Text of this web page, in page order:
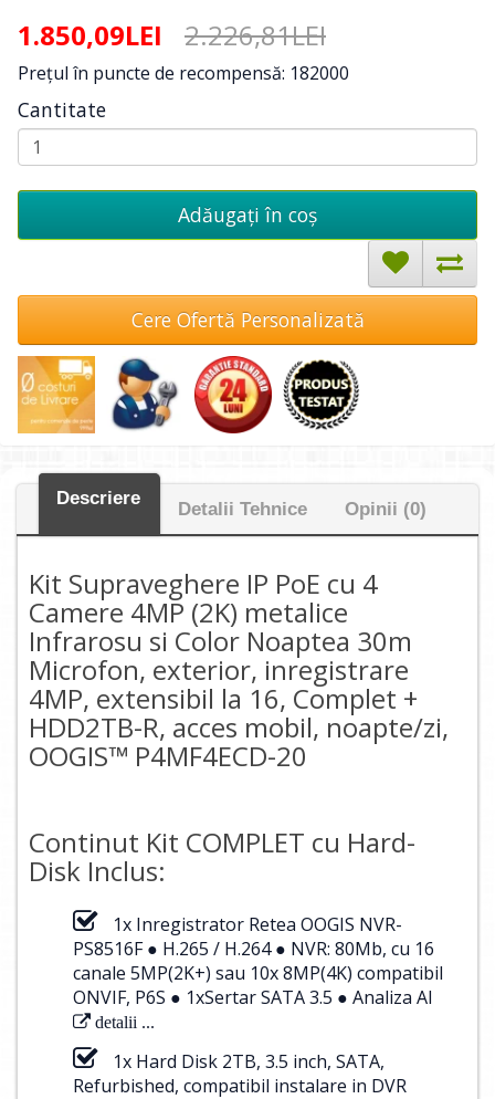
1.850,09LEI 2.226,81LEI
Preţul în puncte de recompensă: 182000
Cantitate
Adăugați în coş
Cere Ofertă Personalizată
Descriere
Detalii Tehnice Opinii (0)
Kit Supraveghere IP PoE cu 4
Camere 4MP (2K) metalice
Infrarosu si Color Noaptea 30m
Microfon, exterior, inregistrare
4MP, extensibil la 16, Complet +
HDD2TB-R, acces mobil, noapte/zi,
OOGIS™ P4MF4ECD-20
Continut Kit COMPLET cu Hard-
Disk Inclus:
1x Inregistrator Retea OOGIS NVR-
PS8516F ● H.265 / H.264 ● NVR: 80Mb, cu 16
canale 5MP(2K+) sau 10x 8MP(4K) compatibil
ONVIF, P6S ● 1xSertar SATA 3.5 ● Analiza AI
detalii ...
1x Hard Disk 2TB, 3.5 inch, SATA,
Refurbished, compatibil instalare in DVR